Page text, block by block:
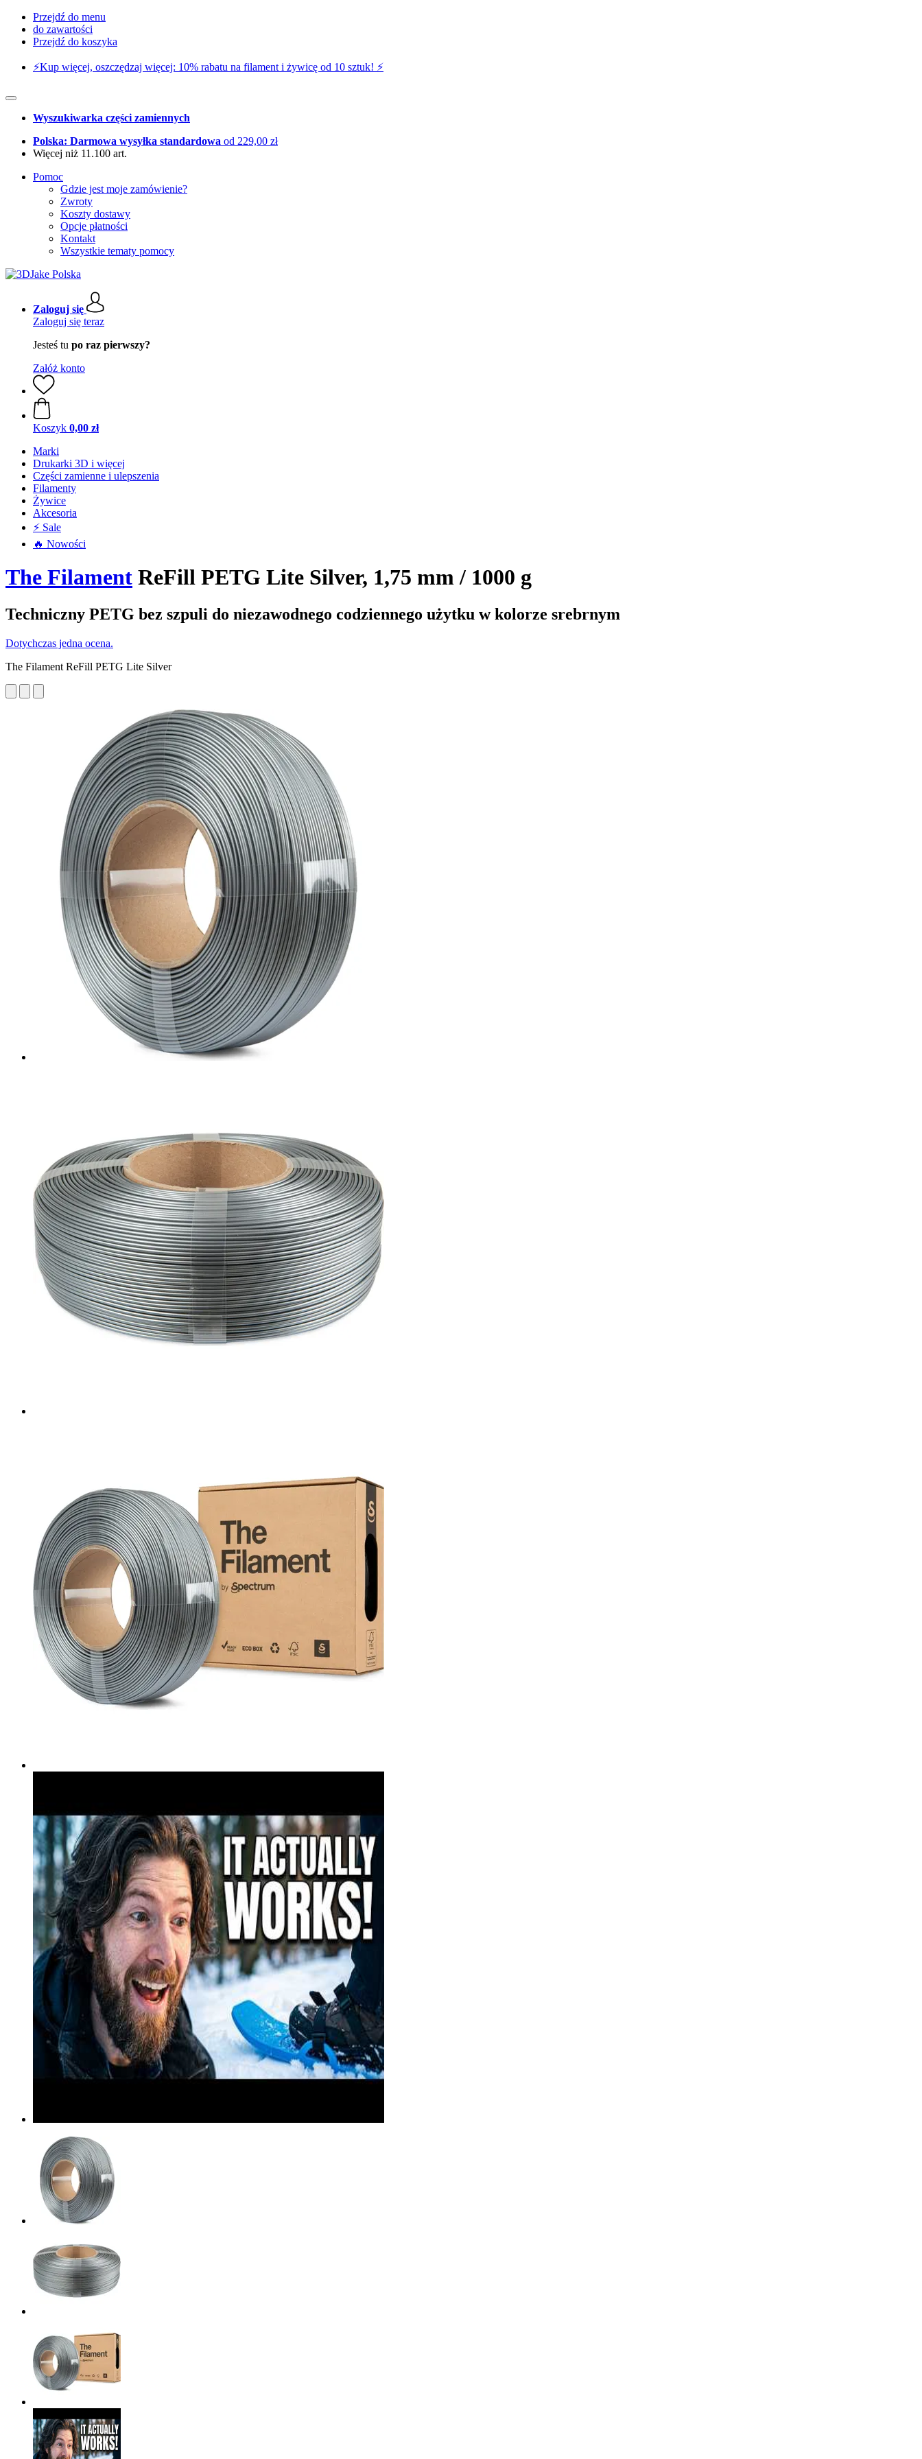
Przejdź do menu
do zawartości
Przejdź do koszyka
⚡️Kup więcej, oszczędzaj więcej: 10% rabatu na filament i żywicę od 10 sztuk! ⚡️
Wyszukiwarka części zamiennych
Polska: Darmowa wysyłka standardowa od 229,00 zł
Więcej niż 11.100 art.
Pomoc
Gdzie jest moje zamówienie?
Zwroty
Koszty dostawy
Opcje płatności
Kontakt
Wszystkie tematy pomocy
Zaloguj się
Zaloguj się teraz
Jesteś tu po raz pierwszy?
Załóż konto
Koszyk 0,00 zł
Marki
Drukarki 3D i więcej
Części zamienne i ulepszenia
Filamenty
Żywice
Akcesoria
⚡ Sale
🔥 Nowości
The Filament ReFill PETG Lite Silver, 1,75 mm / 1000 g
Techniczny PETG bez szpuli do niezawodnego codziennego użytku w kolorze srebrnym
Dotychczas jedna ocena.
The Filament ReFill PETG Lite Silver